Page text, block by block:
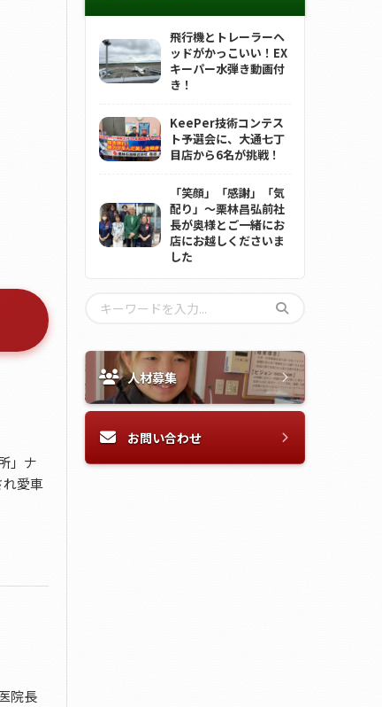
」ナ
愛車
院長
飛行機とトレーラーヘ
ッドがかっこいい！EX
キーパー水弾き動画付
き！
KeePer技術コンテス
ト予選会に、大通七丁
目店から6名が挑戦！
「笑顔」「感謝」「気
配り」～栗林昌弘前社
長が奥様とご一緒にお
店にお越しくださいま
した
人材募集
お問い合わせ